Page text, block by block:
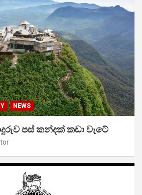
NEWS
පස් කන්දක් කඩා වැටේ